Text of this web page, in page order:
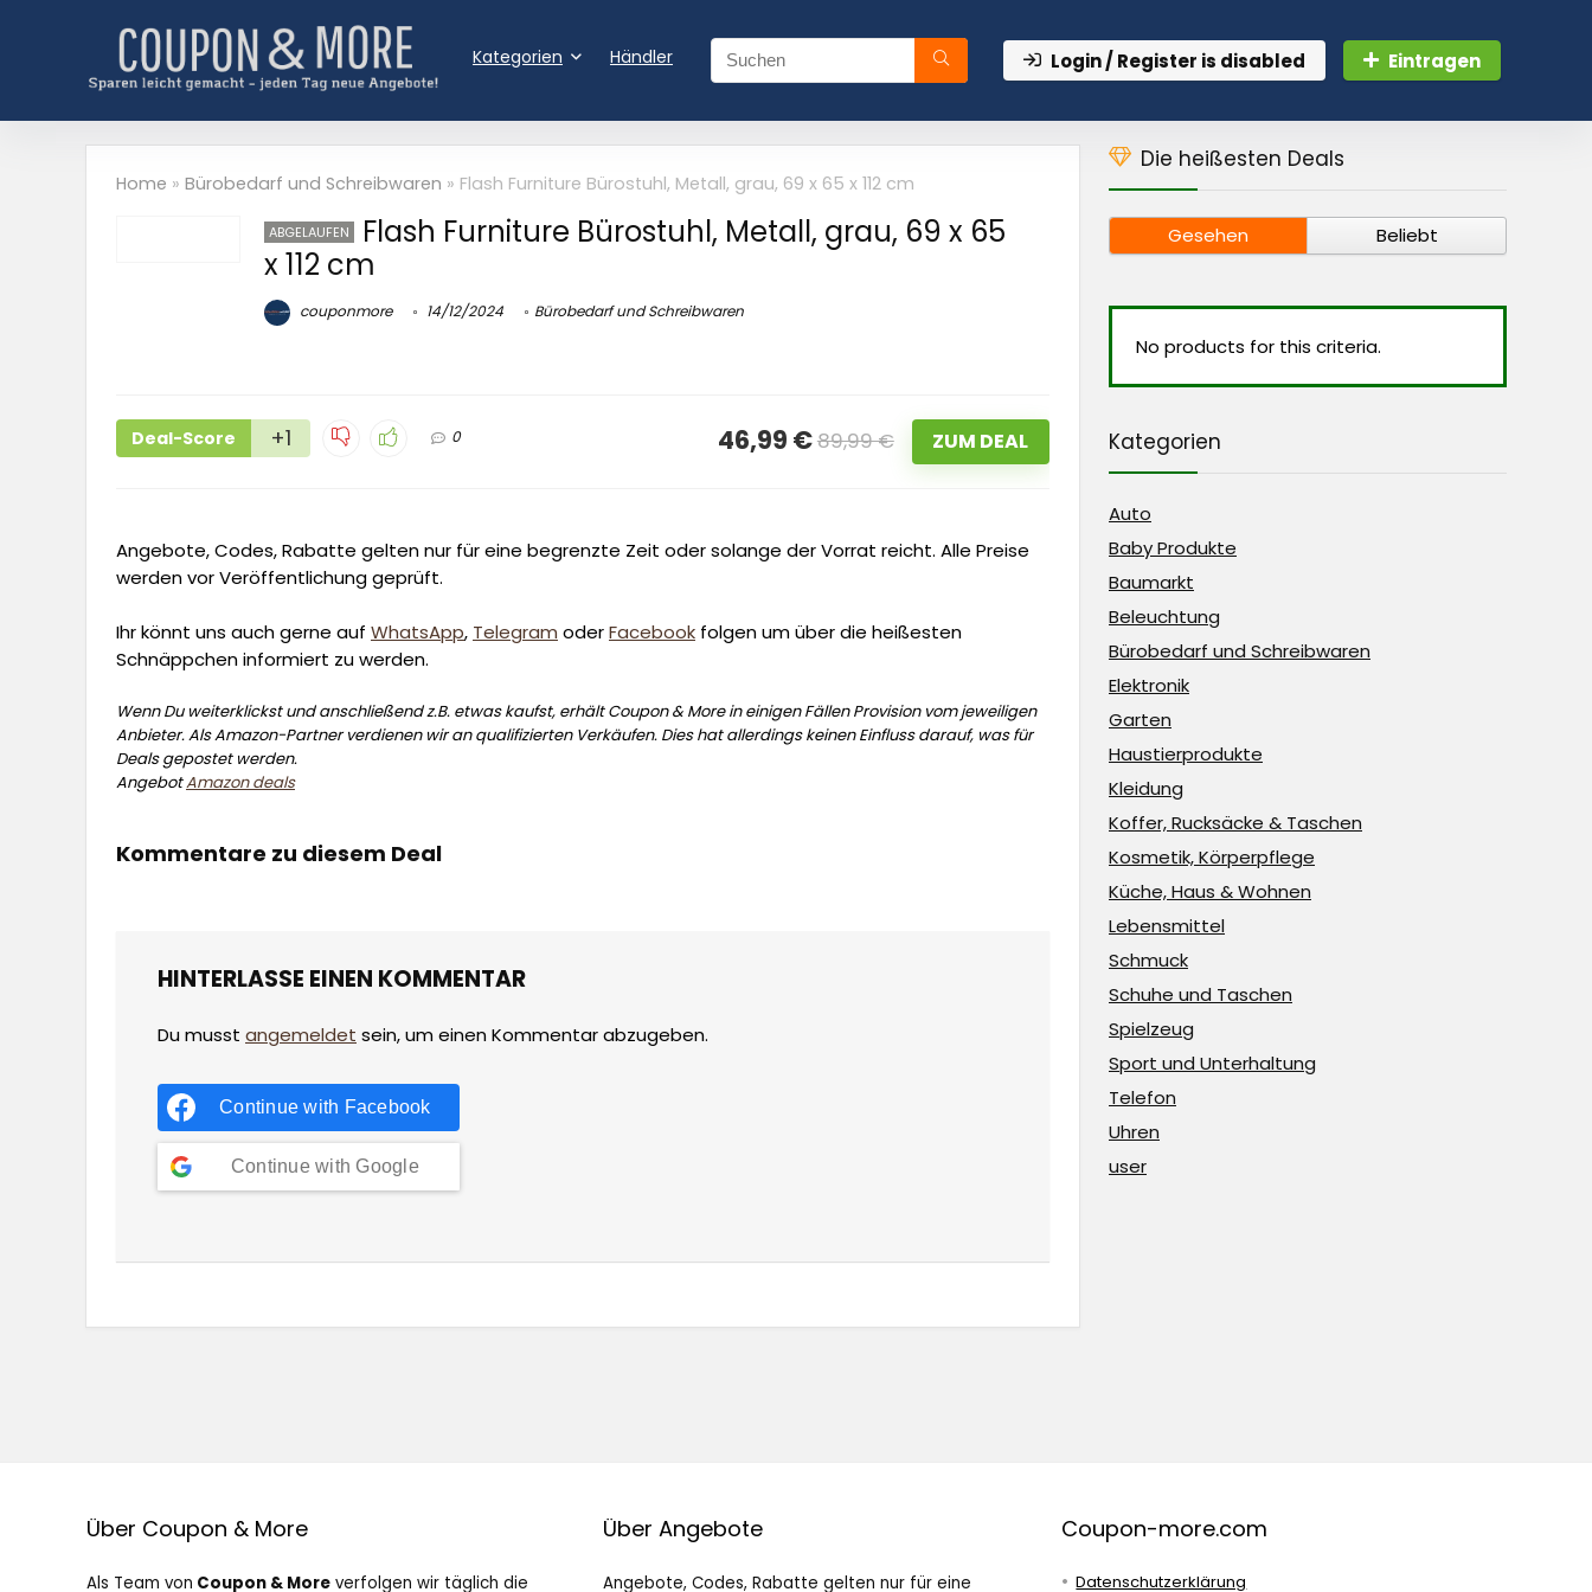
Kategorien Händler Login / Register is disabled Eintragen
Home » Bürobedarf und Schreibwaren » Flash Furniture Bürostuhl, Metall, grau, 69 x 65 x 112 cm
ABGELAUFEN
Flash Furniture Bürostuhl, Metall, grau, 69 x 65
x 112 cm
couponmore 14/12/2024 Bürobedarf und Schreibwaren
Deal-Score +1 0 46,99 €89,99 € ZUM DEAL
Angebote, Codes, Rabatte gelten nur für eine begrenzte Zeit oder solange der Vorrat reicht. Alle Preise
werden vor Veröffentlichung geprüft.
Ihr könnt uns auch gerne auf WhatsApp, Telegram oderFacebook folgen um über die heißesten
Schnäppchen informiert zu werden.
Wenn Du weiterklickst und anschließend z.B. etwas kaufst, erhält Coupon & More in einigen Fällen Provision vom jeweiligen
Anbieter. Als Amazon-Partner verdienen wir an qualifizierten Verkäufen. Dies hat allerdings keinen Einfluss darauf, was für
Deals gepostet werden.
AngebotAmazon deals
Kommentare zu diesem Deal
HINTERLASSE EINEN KOMMENTAR
Du musst angemeldet sein, um einen Kommentar abzugeben.
Continue with Facebook
Continue with Google
Die heißesten Deals
Gesehen Beliebt
No products for this criteria.
Kategorien
Auto
Baby Produkte
Baumarkt
Beleuchtung
Bürobedarf und Schreibwaren
Elektronik
Garten
Haustierprodukte
Kleidung
Koffer, Rucksäcke & Taschen
Kosmetik, Körperpflege
Küche, Haus & Wohnen
Lebensmittel
Schmuck
Schuhe und Taschen
Spielzeug
Sport und Unterhaltung
Telefon
Uhren
user
Über Coupon & More
Als Team von Coupon & Moreverfolgen wir täglich die
Über Angebote
Angebote, Codes, Rabatte gelten nur für eine
Coupon-more.com
Datenschutzerklärung